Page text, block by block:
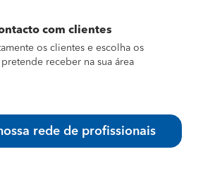
com clientes
os clientes e escolha os
receber na sua área
rede de profissionais